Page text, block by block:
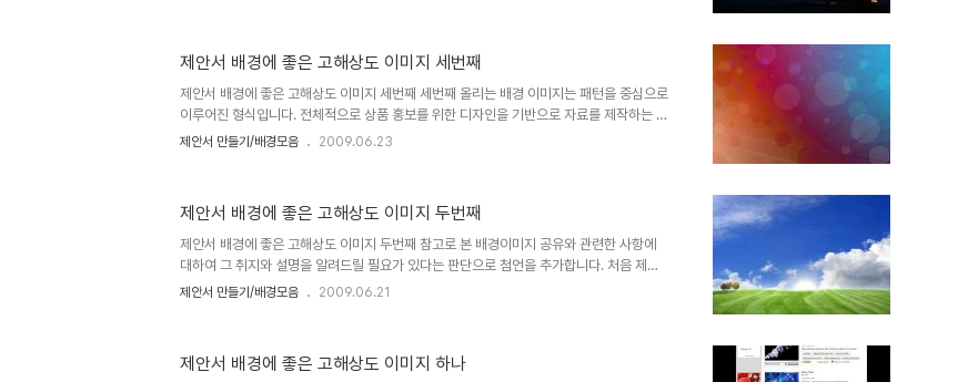
길 부탁드립니다. (_ _) 내용은 그리 길지 않습니다. ^^ 이미지 출처: interfacelift.com ▣
멋진제안서 만들기 hisastro's PT템플릿 링크 썸네일 모음 ▣ ☆ ..
제안서 배경에 좋은 고해상도 이미지 세번째
제안서 배경에 좋은 고해상도 이미지 세번째 세번째 올리는 배경 이미지는 패턴을 중심으로
이루어진 형식입니다. 전체적으로 상품 홍보를 위한 디자인을 기반으로 자료를 제작하는 경
우 제안서 배경으로 활용하면 좋을 듯 합니다. 물론 홍보하기 위한 상품이 어떤 성격이냐에
서와 관련한 포스팅을 주제로 설정하고 블로그에 글을 올리게 되면서 이미지 공유를 생각했
고, 저작권 등 여러 고민되는 요소가 있었습니다. 이에 대한 내용을 처음 "제안서 배경에 좋
은 이미지..
제안서 만들기/배경모음 2009.06.23
제안서 배경에 좋은 고해상도 이미지 두번째
제안서 배경에 좋은 고해상도 이미지 두번째 참고로 본 배경이미지 공유와 관련한 사항에
대하여 그 취지와 설명을 알려드릴 필요가 있다는 판단으로 첨언을 추가합니다. 처음 제안
서와 관련한 포스팅을 주제로 설정하고 블로그에 글을 올리게 되면서 이미지 공유를 생각했
길 부탁드립니다. (_ _) 내용은 그리 길지 않습니다. ^^ 이미지 출처: interfacelift.com ▣
제안서 만들기/배경모음 2009.06.21
제안서 배경에 좋은 고해상도 이미지 하나